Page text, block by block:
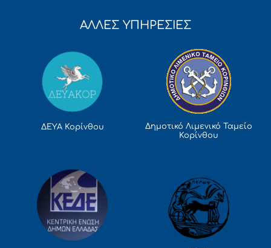
ΑΛΛΕΣ ΥΠΗΡΕΣΙΕΣ
ΔΕΥΑ Κορίνθου
Δημοτικό Λιμενικό Ταμείο
Κορίνθου